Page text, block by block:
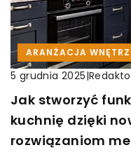
ARANŻACJA WNĘTRZ
5 grudnia 2025|
Jak stworzyć
kuchnię dzięki
rozwiązaniom